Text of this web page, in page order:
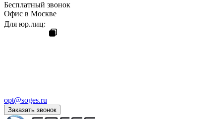
Бесплатный звонок
Офис в Москве
Для юр.лиц:
opt@soges.ru
Заказать звонок